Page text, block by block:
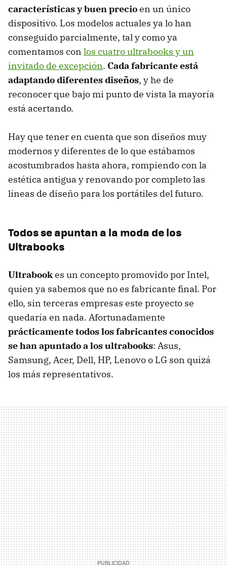
características y buen precioen un único
dispositivo. Los modelos actuales ya lo han
conseguido parcialmente, tal y como ya
comentamos con los cuatro ultrabooks y un
invitado de excepción. Cada fabricante está
adaptando diferentes diseños, y he de
reconocer que bajo mi punto de vista la mayoría
está acertando.
Hay que tener en cuenta que son diseños muy
modernos y diferentes de lo que estábamos
acostumbrados hasta ahora, rompiendo con la
estética antigua y renovando por completo las
líneas de diseño para los portátiles del futuro.
Todos se apuntan a la moda de los
Ultrabooks
Ultrabookes un concepto promovido por Intel,
quien ya sabemos que no es fabricante final. Por
ello, sin terceras empresas este proyecto se
quedaría en nada. Afortunadamente
prácticamente todos los fabricantes conocidos
se han apuntado a los ultrabooks: Asus,
Samsung, Acer, Dell, HP, Lenovo o LG son quizá
los más representativos.